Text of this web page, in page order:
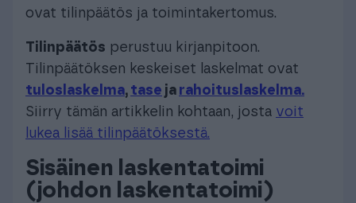
ovat tilinpäätös ja toimintakertomus.
Tilinpäätös perustuu kirjanpitoon.
Tilinpäätöksen keskeiset laskelmat ovat
tuloslaskelma, tase ja rahoituslaskelma.
Siirry tämän artikkelin kohtaan, josta voit
lukea lisää tilinpäätöksestä.
Sisäinen laskentatoimi
(johdon laskentatoimi)